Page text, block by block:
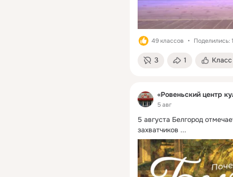
49 классов Поделились: 1
3 1 Класс
«Ровеньский центр
5 авг
5 августа Белгород
захватчиков ...